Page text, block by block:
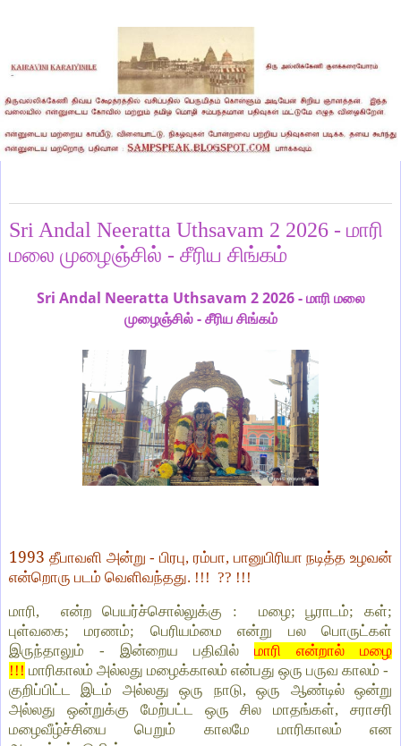
Sri Andal Neeratta Uthsavam 2 2026 - மாரி
மலை முழைஞ்சில் - சீரிய சிங்கம்
Sri Andal Neeratta Uthsavam 2 2026 - மாரி மலை
முழைஞ்சில்- சீரிய சிங்கம்
1993 தீபாவளி அன்று - பிரபு, ரம்பா, பானுபிரியா நடித்த உழவன்
என்றொரு படம் வெளிவந்தது. !!! ?? !!!
மாரி, என்ற பெயர்ச்சொல்லுக்கு : மழை; பூராடம்; கள்;
புள்வகை; மரணம்; பெரியம்மை என்று பல பொருட்கள்
இருந்தாலும் - இன்றைய பதிவில் மாரி என்றால் மழை
!!! மாரிகாலம் அல்லது மழைக்காலம் என்பது ஒரு பருவ காலம் -
குறிப்பிட்ட இடம் அல்லது ஒரு நாடு, ஒரு ஆண்டில் ஒன்று
அல்லது ஒன்றுக்கு மேற்பட்ட ஒரு சில மாதங்கள், சராசரி
மழைவீழ்ச்சியை பெறும் காலமே மாரிகாலம் என